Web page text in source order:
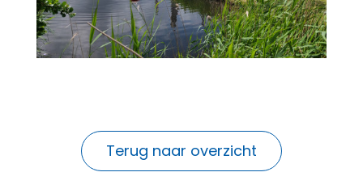
Terug naar overzicht